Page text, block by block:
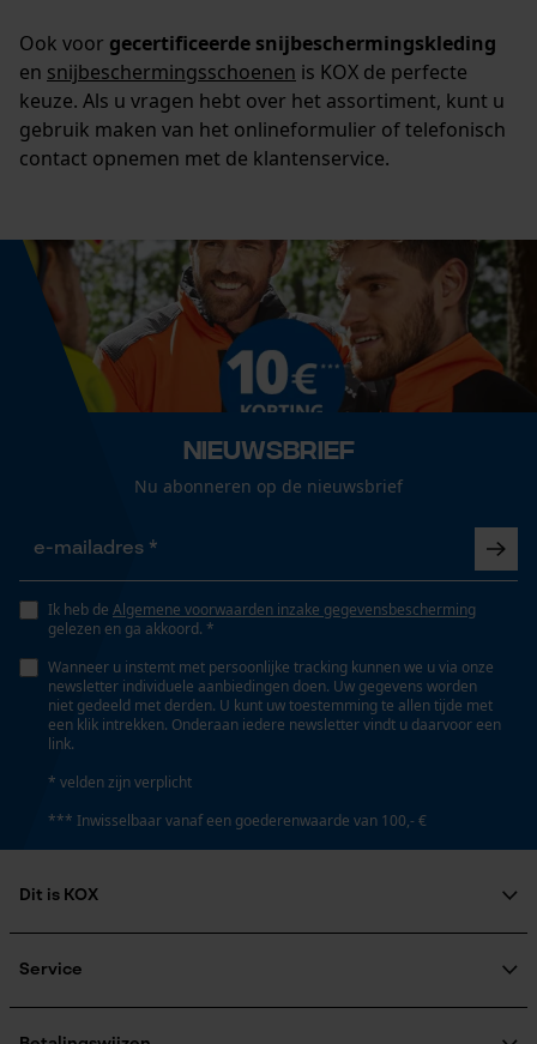
Ook voor gecertificeerde snijbeschermingskleding
en snijbeschermingsschoenen is KOX de perfecte
keuze. Als u vragen hebt over het assortiment, kunt u
gebruik maken van het onlineformulier of telefonisch
contact opnemen met de klantenservice.
Nieuwsbrief
Nu abonneren op de nieuwsbrief
Ik heb de Algemene voorwaarden inzake gegevensbescherming
gelezen en ga akkoord. *
Wanneer u instemt met persoonlijke tracking kunnen we u via onze
newsletter individuele aanbiedingen doen. Uw gegevens worden
niet gedeeld met derden. U kunt uw toestemming te allen tijde met
een klik intrekken. Onderaan iedere newsletter vindt u daarvoor een
link.
* velden zijn verplicht
*** Inwisselbaar vanaf een goederenwaarde van 100,- €
Dit is KOX
Maatschappelijke betrokkenheid
Service